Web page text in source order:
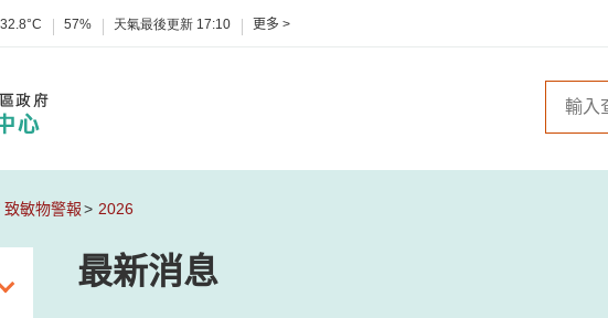
32.8°C 57% 天氣最後更新 17:10 更多 >
敏物警報 2026
最新消息